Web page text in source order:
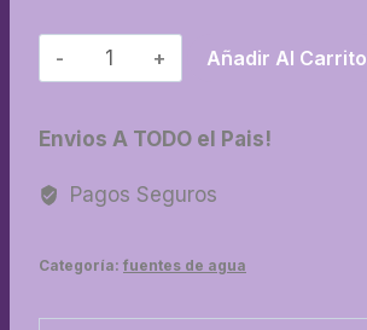
08-
Fuente
cantidad
Añadir Al Carrito
Envios A TODO el Pais!
Pagos Seguros
Categoría: fuentes de agua